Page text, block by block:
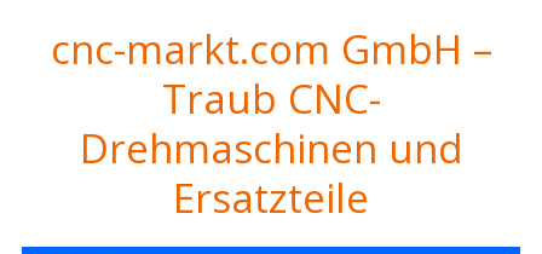
cnc-markt.com GmbH –
Traub CNC-
Drehmaschinen und
Ersatzteile